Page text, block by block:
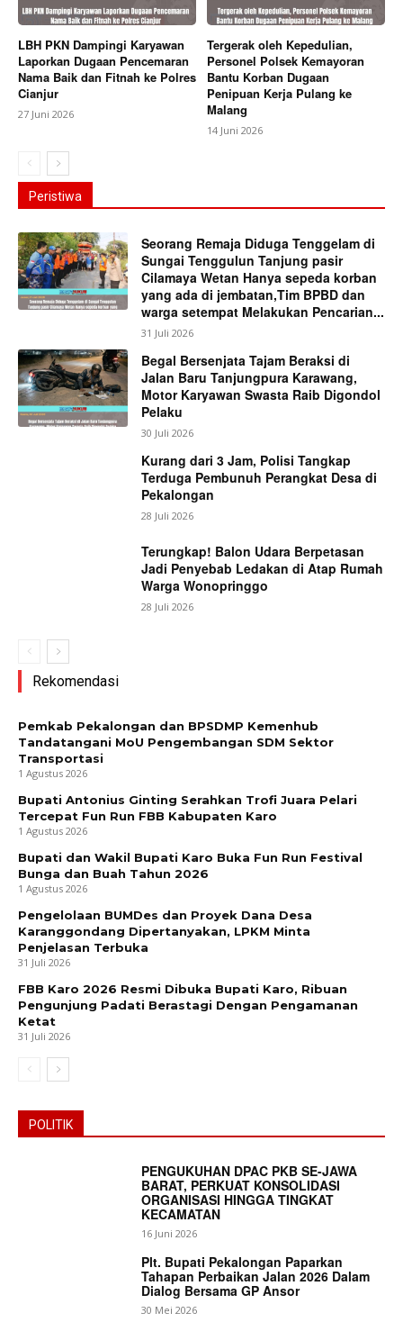
LBH PKN Dampingi Karyawan
Laporkan Dugaan Pencemaran
Nama Baik dan Fitnah ke Polres
Cianjur
27 Juni 2026
Tergerak oleh Kepedulian,
Personel Polsek Kemayoran
Bantu Korban Dugaan
Penipuan Kerja Pulang ke
Malang
14 Juni 2026
Peristiwa
Seorang Remaja Diduga Tenggelam di
Sungai Tenggulun Tanjung pasir
Cilamaya Wetan Hanya sepeda korban
yang ada di jembatan,Tim BPBD dan
warga setempat Melakukan Pencarian...
31 Juli 2026
Begal Bersenjata Tajam Beraksi di
Jalan Baru Tanjungpura Karawang,
Motor Karyawan Swasta Raib Digondol
Pelaku
30 Juli 2026
Kurang dari 3 Jam, Polisi Tangkap
Terduga Pembunuh Perangkat Desa di
Pekalongan
28 Juli 2026
Terungkap! Balon Udara Berpetasan
Jadi Penyebab Ledakan di Atap Rumah
Warga Wonopringgo
28 Juli 2026
Rekomendasi
Pemkab Pekalongan dan BPSDMP Kemenhub
Tandatangani MoU Pengembangan SDM Sektor
Transportasi
1 Agustus 2026
Bupati Antonius Ginting Serahkan Trofi Juara Pelari
Tercepat Fun Run FBB Kabupaten Karo
1 Agustus 2026
Bupati dan Wakil Bupati Karo Buka Fun Run Festival
Bunga dan Buah Tahun 2026
1 Agustus 2026
Pengelolaan BUMDes dan Proyek Dana Desa
Karanggondang Dipertanyakan, LPKM Minta
Penjelasan Terbuka
31 Juli 2026
FBB Karo 2026 Resmi Dibuka Bupati Karo, Ribuan
Pengunjung Padati Berastagi Dengan Pengamanan
Ketat
31 Juli 2026
POLITIK
PENGUKUHAN DPAC PKB SE-JAWA
BARAT, PERKUAT KONSOLIDASI
ORGANISASI HINGGA TINGKAT
KECAMATAN
16 Juni 2026
Plt. Bupati Pekalongan Paparkan
Tahapan Perbaikan Jalan 2026 Dalam
Dialog Bersama GP Ansor
30 Mei 2026